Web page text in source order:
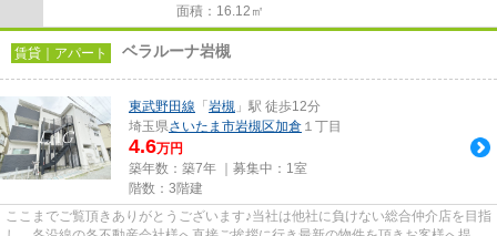
面積：16.12㎡
賃貸｜アパート ベラルーナ岩槻
東武野田線 「 岩槻 」駅 徒歩12分
埼玉県さいたま市岩槻区加倉 １丁目
4.6万円
築年数：築7年 ｜募集中： 1室
階数：3階建
ここまでご覧頂きありがとうございます♪当社は他社に負けない総合仲介店を目指